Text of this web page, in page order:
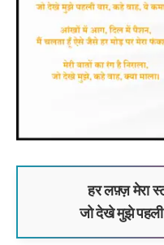
हर लफ़्ज़ मेरा
जो देखे मुझे